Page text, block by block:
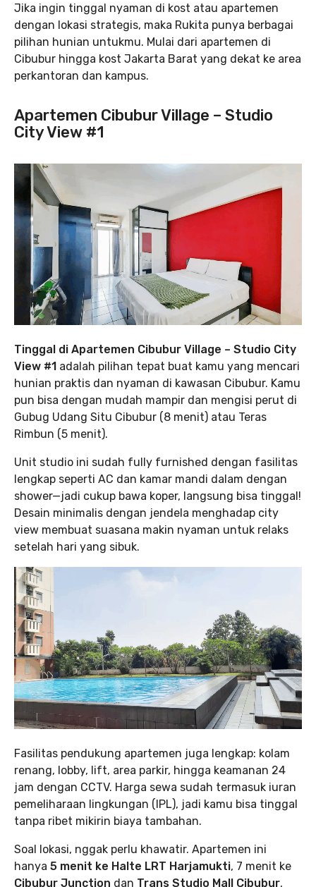
Jika ingin tinggal nyaman di kost atau apartemen
dengan lokasi strategis, maka Rukita punya berbagai
pilihan hunian untukmu. Mulai dari apartemen di
Cibubur hingga kost Jakarta Barat yang dekat ke area
perkantoran dan kampus.
Apartemen Cibubur Village – Studio
City View #1
Tinggal di Apartemen Cibubur Village – Studio City
View #1 adalah pilihan tepat buat kamu yang mencari
hunian praktis dan nyaman di kawasan Cibubur. Kamu
pun bisa dengan mudah mampir dan mengisi perut di
Gubug Udang Situ Cibubur (8 menit) atau Teras
Rimbun (5 menit).
Unit studio ini sudah fully furnished dengan fasilitas
lengkap seperti AC dan kamar mandi dalam dengan
shower—jadi cukup bawa koper, langsung bisa tinggal!
Desain minimalis dengan jendela menghadap city
view membuat suasana makin nyaman untuk relaks
setelah hari yang sibuk.
Fasilitas pendukung apartemen juga lengkap: kolam
renang, lobby, lift, area parkir, hingga keamanan 24
jam dengan CCTV. Harga sewa sudah termasuk iuran
pemeliharaan lingkungan (IPL), jadi kamu bisa tinggal
tanpa ribet mikirin biaya tambahan.
Soal lokasi, nggak perlu khawatir. Apartemen ini
hanya 5 menit ke Halte LRT Harjamukti, 7 menit ke
Cibubur Junction dan Trans Studio Mall Cibubur,